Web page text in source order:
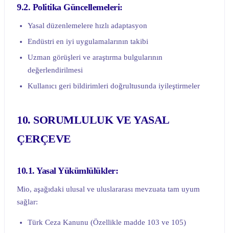
9.2. Politika Güncellemeleri:
Yasal düzenlemelere hızlı adaptasyon
Endüstri en iyi uygulamalarının takibi
Uzman görüşleri ve araştırma bulgularının
değerlendirilmesi
Kullanıcı geri bildirimleri doğrultusunda iyileştirmeler
10. SORUMLULUK VE YASAL
ÇERÇEVE
10.1. Yasal Yükümlülükler:
Mio, aşağıdaki ulusal ve uluslararası mevzuata tam uyum
sağlar:
Türk Ceza Kanunu (Özellikle madde 103 ve 105)